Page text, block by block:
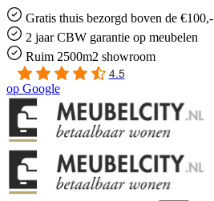
Gratis thuis bezorgd boven de €100,-
2 jaar CBW garantie op meubelen
Ruim 2500m2 showroom
4.5
op Google